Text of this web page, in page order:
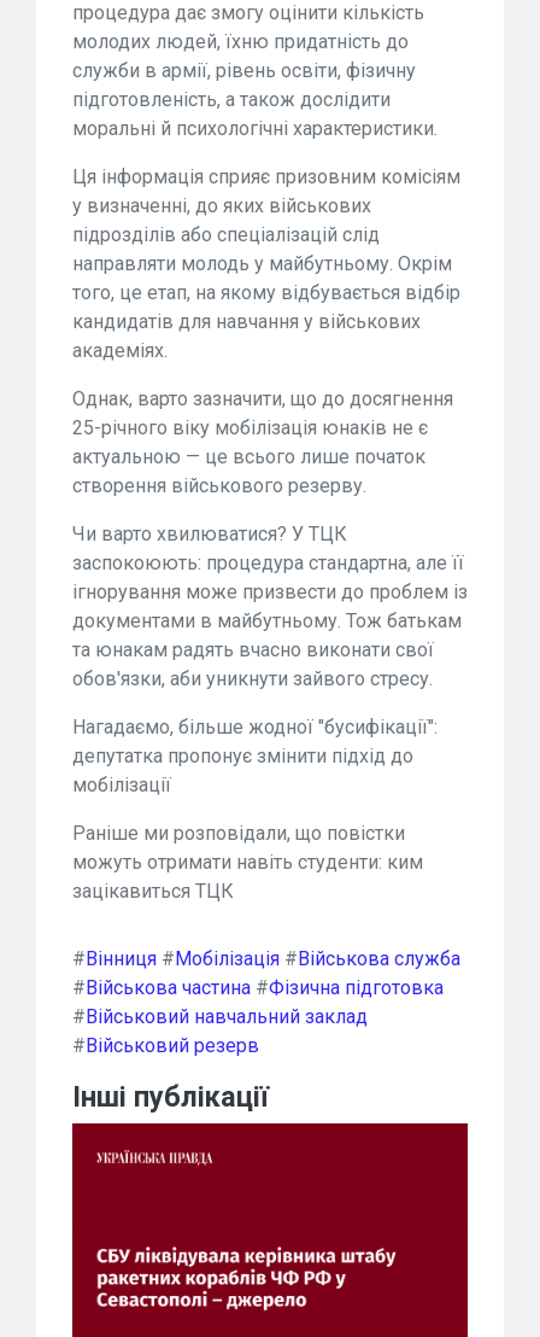
процедура дає змогу оцінити кількість
молодих людей, їхню придатність до
служби в армії, рівень освіти, фізичну
підготовленість, а також дослідити
моральні й психологічні характеристики.
Ця інформація сприяє призовним комісіям
у визначенні, до яких військових
підрозділів або спеціалізацій слід
направляти молодь у майбутньому. Окрім
того, це етап, на якому відбувається відбір
кандидатів для навчання у військових
академіях.
Однак, варто зазначити, що до досягнення
25-річного віку мобілізація юнаків не є
актуальною — це всього лише початок
створення військового резерву.
Чи варто хвилюватися? У ТЦК
заспокоюють: процедура стандартна, але її
ігнорування може призвести до проблем із
документами в майбутньому. Тож батькам
та юнакам радять вчасно виконати свої
обов'язки, аби уникнути зайвого стресу.
Нагадаємо, більше жодної "бусифікації":
депутатка пропонує змінити підхід до
мобілізації
Раніше ми розповідали, що повістки
можуть отримати навіть студенти: ким
зацікавиться ТЦК
# Вінниця # Мобілізація # Військова служба
# Військова частина #Фізична підготовка
# Військовий навчальний заклад
# Військовий резерв
Інші публікації